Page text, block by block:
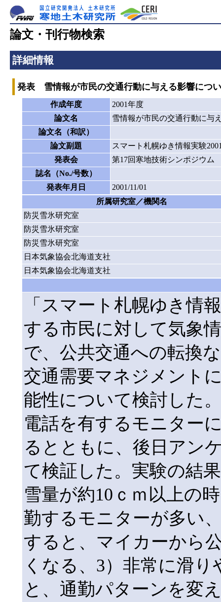
論文・刊行物検索
詳細情報
発表 雪情報が市民の交通行動に与える影響につ
作成年度
2001年度
論文名
雪情報が市民の交通行動に与
論文名（和訳）
論文副題
スマート札幌ゆき情報実験
発表会
第17回寒地技術シンポジウム
誌名（No./号数）
発表年月日
2001/11/01
所属研究室／機関名
防災雪氷研究室
防災雪氷研究室
防災雪氷研究室
日本気象協会北海道支社
日本気象協会北海道支社
「スマート札幌ゆき情
する市民に対して気象
で、公共交通への転換
交通需要マネジメント
能性について検討した
電話を有するモニター
るとともに、後日アン
て検証した。実験の結
雪量が約10ｃｍ以上の
勤するモニターが多い
すると、マイカーから
くなる、3）非常に滑
と、通勤パターンを変